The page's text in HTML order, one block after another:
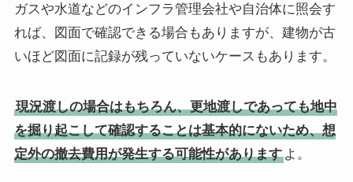
ガスや水道などのインフラ管理会社や自治体に照会す
れば、図面で確認できる場合もありますが、建物が古
いほど図面に記録が残っていないケースもあります。
現況渡しの場合はもちろん、更地渡しであっても地中
を掘り起こして確認することは基本的にないため、想
定外の撤去費用が発生する可能性がありますよ。